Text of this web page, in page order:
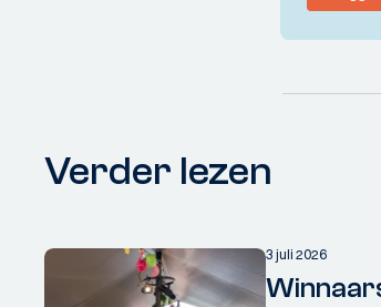
Verder lezen
3 juli 2026